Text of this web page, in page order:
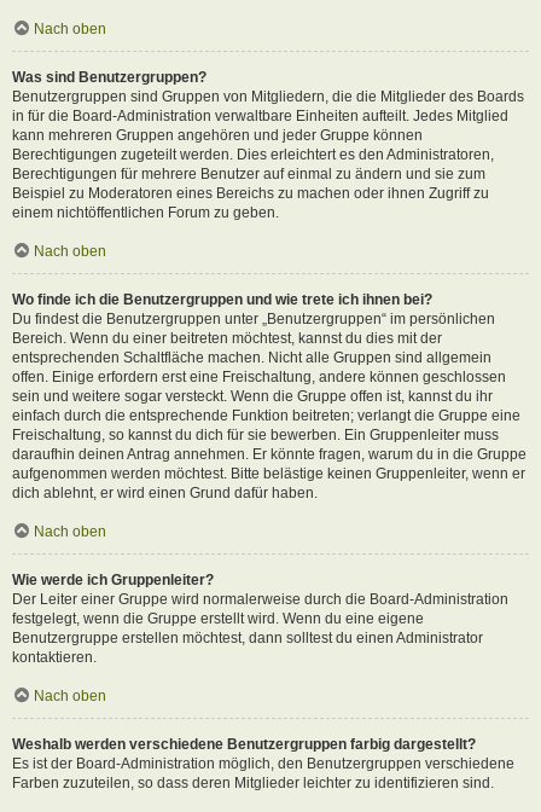
Nach oben
Was sind Benutzergruppen?
Benutzergruppen sind Gruppen von Mitgliedern, die die Mitglieder des Boards
in für die Board-Administration verwaltbare Einheiten aufteilt. Jedes Mitglied
kann mehreren Gruppen angehören und jeder Gruppe können
Berechtigungen zugeteilt werden. Dies erleichtert es den Administratoren,
Berechtigungen für mehrere Benutzer auf einmal zu ändern und sie zum
Beispiel zu Moderatoren eines Bereichs zu machen oder ihnen Zugriff zu
einem nichtöffentlichen Forum zu geben.
Nach oben
Wo finde ich die Benutzergruppen und wie trete ich ihnen bei?
Du findest die Benutzergruppen unter „Benutzergruppen“ im persönlichen
Bereich. Wenn du einer beitreten möchtest, kannst du dies mit der
entsprechenden Schaltfläche machen. Nicht alle Gruppen sind allgemein
offen. Einige erfordern erst eine Freischaltung, andere können geschlossen
sein und weitere sogar versteckt. Wenn die Gruppe offen ist, kannst du ihr
einfach durch die entsprechende Funktion beitreten; verlangt die Gruppe eine
Freischaltung, so kannst du dich für sie bewerben. Ein Gruppenleiter muss
daraufhin deinen Antrag annehmen. Er könnte fragen, warum du in die Gruppe
aufgenommen werden möchtest. Bitte belästige keinen Gruppenleiter, wenn er
dich ablehnt, er wird einen Grund dafür haben.
Nach oben
Wie werde ich Gruppenleiter?
Der Leiter einer Gruppe wird normalerweise durch die Board-Administration
festgelegt, wenn die Gruppe erstellt wird. Wenn du eine eigene
Benutzergruppe erstellen möchtest, dann solltest du einen Administrator
kontaktieren.
Nach oben
Weshalb werden verschiedene Benutzergruppen farbig dargestellt?
Es ist der Board-Administration möglich, den Benutzergruppen verschiedene
Farben zuzuteilen, so dass deren Mitglieder leichter zu identifizieren sind.